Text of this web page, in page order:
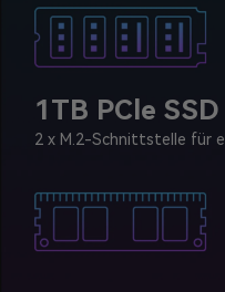
1TB PCle SSD
2 x M.2-Schnittstelle für